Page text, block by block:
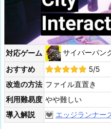
対応ゲーム
サイバーパン
おすすめ
5/5
改造の方法 ファイル直置き
利用難易度 やや難しい
導入解説
エッジランナー